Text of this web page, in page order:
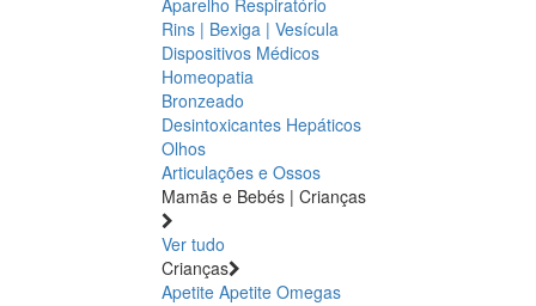
Rins | Bexiga | Vesícula
Dispositivos Médicos
Homeopatia
Bronzeado
Desintoxicantes Hepáticos
Olhos
Articulações e Ossos
Mamãs e Bebés | Crianças
Ver tudo
Crianças
Apetite Apetite Omegas